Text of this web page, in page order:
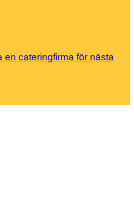
en cateringfirma för nästa